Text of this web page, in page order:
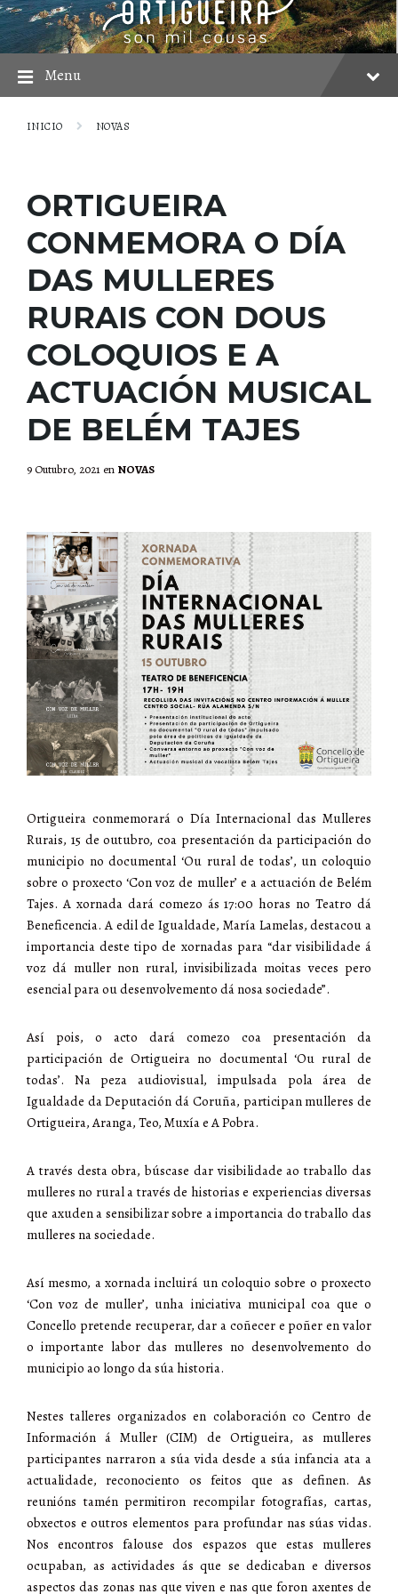
Skip
to
content
Skip
to
main
navigation
Skip
to
footer
Menu
INICIO NOVAS
ORTIGUEIRA
CONMEMORA O DÍA
DAS MULLERES
RURAIS CON DOUS
COLOQUIOS E A
ACTUACIÓN MUSICAL
DE BELÉM TAJES
9 Outubro, 2021 en NOVAS
Ortigueira conmemorará o Día Internacional das Mulleres
Rurais, 15 de outubro, coa presentación da participación do
municipio no documental ‘Ou rural de todas’, un coloquio
sobre o proxecto ‘Con voz de muller’ e a actuación de Belém
Tajes. A xornada dará comezo ás 17:00 horas no Teatro dá
Beneficencia. A edil de Igualdade, María Lamelas, destacou a
importancia deste tipo de xornadas para “dar visibilidade á
voz dá muller non rural, invisibilizada moitas veces pero
esencial para ou desenvolvemento dá nosa sociedade”.
Así pois, o acto dará comezo coa presentación da
participación de Ortigueira no documental ‘Ou rural de
todas’. Na peza audiovisual, impulsada pola área de
Igualdade da Deputación dá Coruña, participan mulleres de
Ortigueira, Aranga, Teo, Muxía e A Pobra.
A través desta obra, búscase dar visibilidade ao traballo das
mulleres no rural a través de historias e experiencias diversas
que axuden a sensibilizar sobre a importancia do traballo das
mulleres na sociedade.
Así mesmo, a xornada incluirá un coloquio sobre o proxecto
‘Con voz de muller’, unha iniciativa municipal coa que o
Concello pretende recuperar, dar a coñecer e poñer en valor
o importante labor das mulleres no desenvolvemento do
municipio ao longo da súa historia.
Nestes talleres organizados en colaboración co Centro de
Información á Muller (CIM) de Ortigueira, as mulleres
participantes narraron a súa vida desde a súa infancia ata a
actualidade, reconociento os feitos que as definen. As
reunións tamén permitiron recompilar fotografías, cartas,
obxectos e outros elementos para profundar nas súas vidas.
Nos encontros falouse dos espazos que estas mulleres
ocupaban, as actividades ás que se dedicaban e diversos
aspectos das zonas nas que viven e nas que foron axentes de